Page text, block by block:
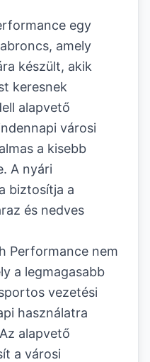
egy
amely
készült, akik
keresnek
alapvető
városi
a kisebb
A nyári
biztosítja a
és nedves
Performance nem
a legmagasabb
vezetési
használatra
alapvető
a városi